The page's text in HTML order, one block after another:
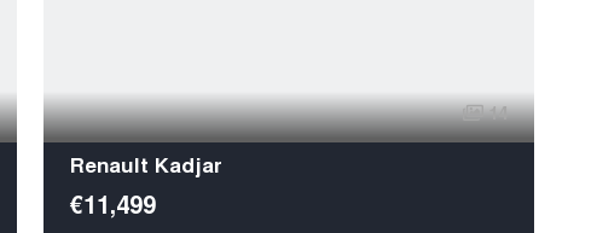
14
Renault Kadjar
€11,499